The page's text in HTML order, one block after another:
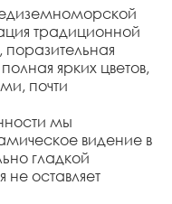
традиционной
поразительная
ярких цветов,
почти
мы
видение в
гладкой
не оставляет